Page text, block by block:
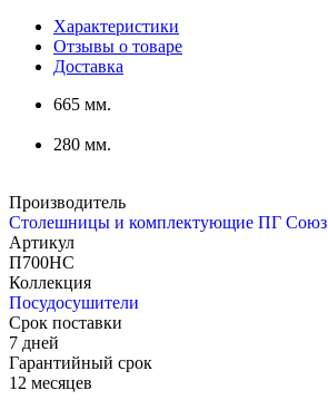
Характеристики
Отзывы о товаре
Доставка
665 мм.
280 мм.
Производитель
Столешницы и комплектующие ПГ Союз
Артикул
П700НС
Коллекция
Посудосушители
Срок поставки
7 дней
Гарантийный срок
12 месяцев